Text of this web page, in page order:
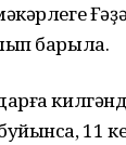
барыла.
11